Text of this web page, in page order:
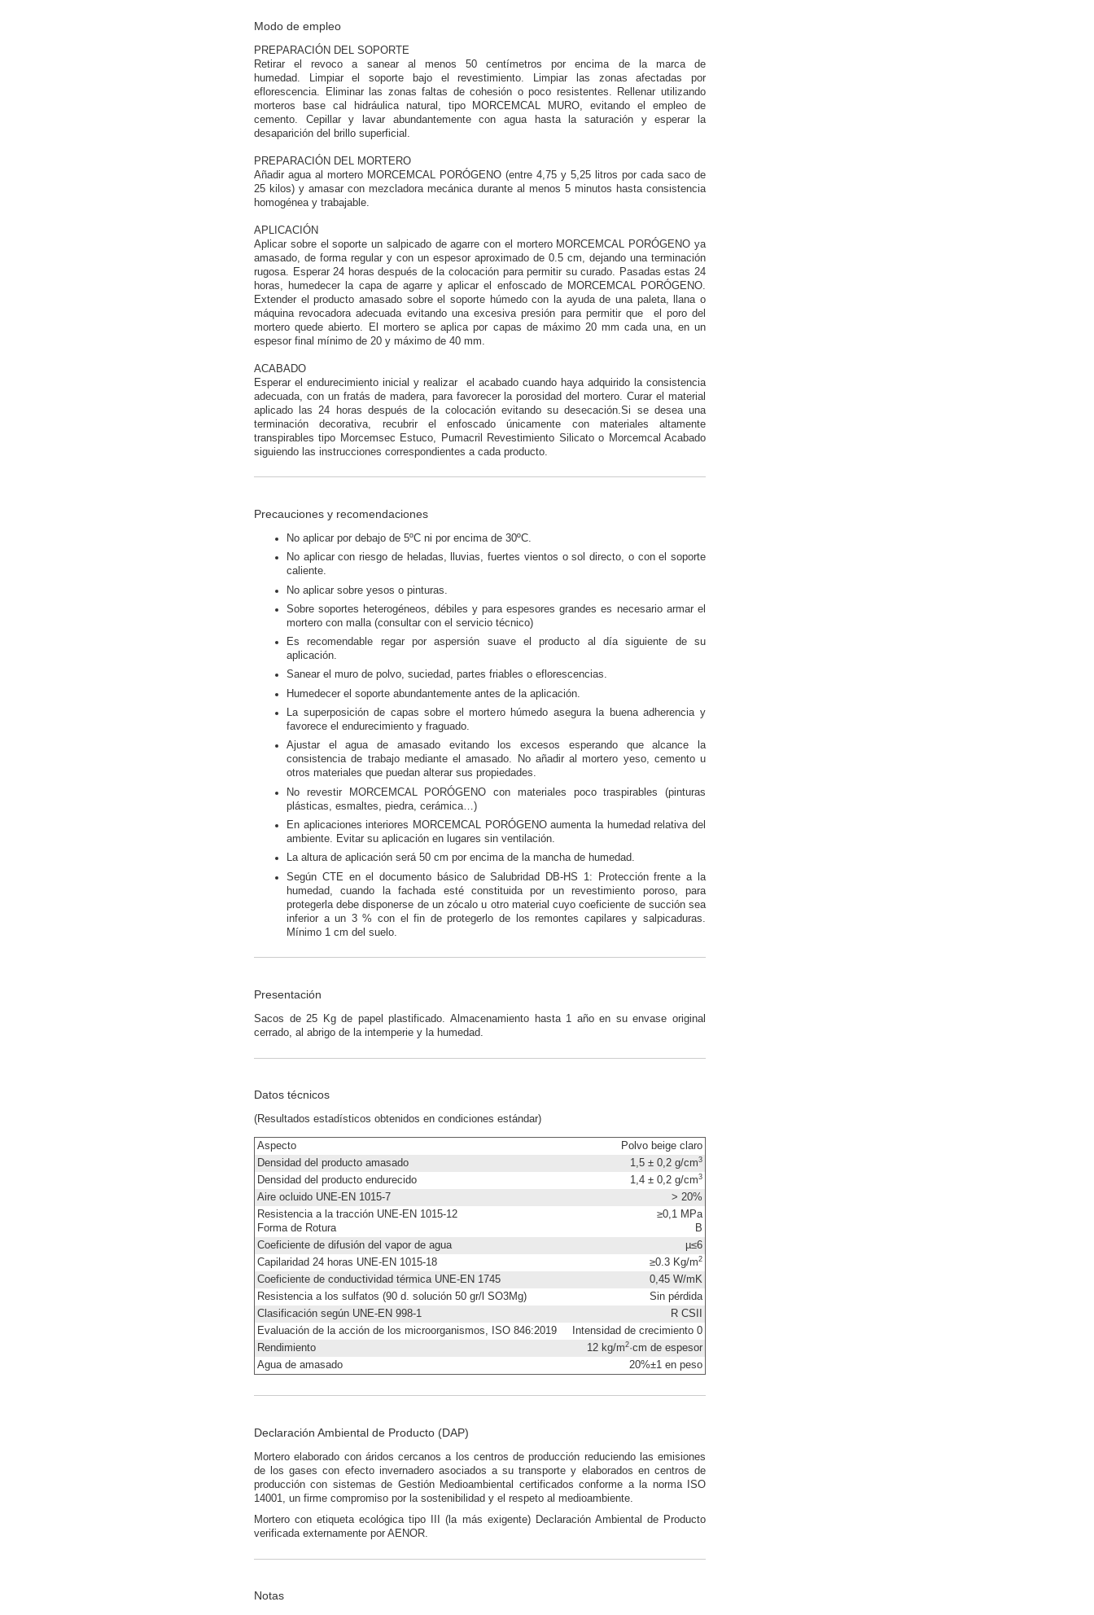
Modo de empleo
PREPARACIÓN DEL SOPORTE
Retirar el revoco a sanear al menos 50 centímetros por encima de la marca de
humedad. Limpiar el soporte bajo el revestimiento. Limpiar las zonas afectadas por
eflorescencia. Eliminar las zonas faltas de cohesión o poco resistentes. Rellenar utilizando
morteros base cal hidráulica natural, tipo MORCEMCAL MURO, evitando el empleo de
cemento. Cepillar y lavar abundantemente con agua hasta la saturación y esperar la
desaparición del brillo superficial.
PREPARACIÓN DEL MORTERO
Añadir agua al mortero MORCEMCAL PORÓGENO (entre 4,75 y 5,25 litros por cada saco de
25 kilos) y amasar con mezcladora mecánica durante al menos 5 minutos hasta consistencia
homogénea y trabajable.
APLICACIÓN
Aplicar sobre el soporte un salpicado de agarre con el mortero MORCEMCAL PORÓGENO ya
amasado, de forma regular y con un espesor aproximado de 0.5 cm, dejando una terminación
rugosa. Esperar 24 horas después de la colocación para permitir su curado. Pasadas estas 24
horas, humedecer la capa de agarre y aplicar el enfoscado de MORCEMCAL PORÓGENO.
Extender el producto amasado sobre el soporte húmedo con la ayuda de una paleta, llana o
máquina revocadora adecuada evitando una excesiva presión para permitir que el poro del
mortero quede abierto. El mortero se aplica por capas de máximo 20 mm cada una, en un
espesor final mínimo de 20 y máximo de 40 mm.
ACABADO
Esperar el endurecimiento inicial y realizar el acabado cuando haya adquirido la consistencia
adecuada, con un fratás de madera, para favorecer la porosidad del mortero. Curar el material
aplicado las 24 horas después de la colocación evitando su desecación.Si se desea una
terminación decorativa, recubrir el enfoscado únicamente con materiales altamente
transpirables tipo Morcemsec Estuco, Pumacril Revestimiento Silicato o Morcemcal Acabado
siguiendo las instrucciones correspondientes a cada producto.
Precauciones y recomendaciones
No aplicar por debajo de 5ºC ni por encima de 30ºC.
No aplicar con riesgo de heladas, lluvias, fuertes vientos o sol directo, o con el soporte
caliente.
No aplicar sobre yesos o pinturas.
Sobre soportes heterogéneos, débiles y para espesores grandes es necesario armar el
mortero con malla (consultar con el servicio técnico)
Es recomendable regar por aspersión suave el producto al día siguiente de su
aplicación.
Sanear el muro de polvo, suciedad, partes friables o eflorescencias.
Humedecer el soporte abundantemente antes de la aplicación.
La superposición de capas sobre el mortero húmedo asegura la buena adherencia y
favorece el endurecimiento y fraguado.
Ajustar el agua de amasado evitando los excesos esperando que alcance la
consistencia de trabajo mediante el amasado. No añadir al mortero yeso, cemento u
otros materiales que puedan alterar sus propiedades.
No revestir MORCEMCAL PORÓGENO con materiales poco traspirables (pinturas
plásticas, esmaltes, piedra, cerámica…)
En aplicaciones interiores MORCEMCAL PORÓGENO aumenta la humedad relativa del
ambiente. Evitar su aplicación en lugares sin ventilación.
La altura de aplicación será 50 cm por encima de la mancha de humedad.
Según CTE en el documento básico de Salubridad DB-HS 1: Protección frente a la
humedad, cuando la fachada esté constituida por un revestimiento poroso, para
protegerla debe disponerse de un zócalo u otro material cuyo coeficiente de succión sea
inferior a un 3 % con el fin de protegerlo de los remontes capilares y salpicaduras.
Mínimo 1 cm del suelo.
Presentación
Sacos de 25 Kg de papel plastificado. Almacenamiento hasta 1 año en su envase original
cerrado, al abrigo de la intemperie y la humedad.
Datos técnicos
(Resultados estadísticos obtenidos en condiciones estándar)
Aspecto
Polvo beige claro
Densidad del producto amasado
1,5 ± 0,2 g/cm3
Densidad del producto endurecido 1,4 ± 0,2 g/cm3
Aire ocluido UNE-EN 1015-7
> 20%
Resistencia a la tracción UNE-EN 1015-12
Forma de Rotura
≥0,1 MPa
B
Coeficiente de difusión del vapor de agua
µ≤6
Capilaridad 24 horas UNE-EN 1015-18
≥0.3 Kg/m2
Coeficiente de conductividad térmica UNE-EN 1745
0,45 W/mK
Resistencia a los sulfatos (90 d. solución 50 gr/l SO3Mg)
Sin pérdida
Clasificación según UNE-EN 998-1
R CSII
Evaluación de la acción de los microorganismos, ISO 846:2019
Intensidad de crecimiento 0
Rendimiento
12 kg/m2·cm de espesor
Agua de amasado
20%±1 en peso
Declaración Ambiental de Producto (DAP)
Mortero elaborado con áridos cercanos a los centros de producción reduciendo las emisiones
de los gases con efecto invernadero asociados a su transporte y elaborados en centros de
producción con sistemas de Gestión Medioambiental certificados conforme a la norma ISO
14001, un firme compromiso por la sostenibilidad y el respeto al medioambiente.
Mortero con etiqueta ecológica tipo III (la más exigente) Declaración Ambiental de Producto
verificada externamente por AENOR.
Notas